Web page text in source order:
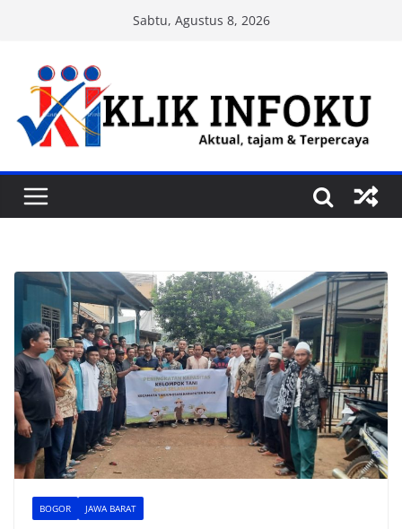
content
Sabtu, Agustus 8, 2026
BOGOR JAWA BARAT